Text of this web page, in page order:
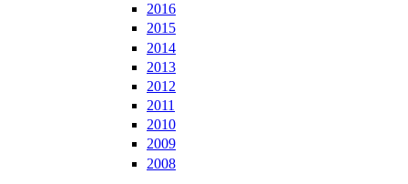
2016
2015
2014
2013
2012
2011
2010
2009
2008